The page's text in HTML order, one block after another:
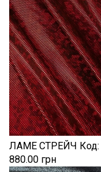
ЛАМЕ СТРЕЙЧ Код:
880.00 грн